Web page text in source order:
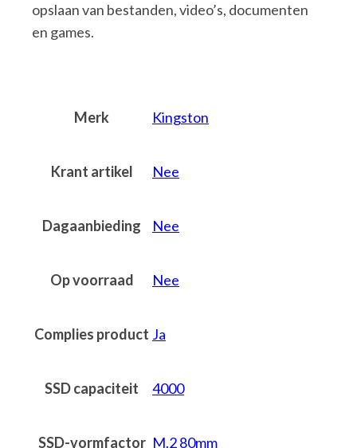
opslaan van bestanden, video’s, documenten
en games.
Merk Kingston
Krant artikel Nee
Dagaanbieding Nee
Op voorraad Nee
Complies product Ja
SSD capaciteit 4000
SSD-vormfactor M.2 80mm